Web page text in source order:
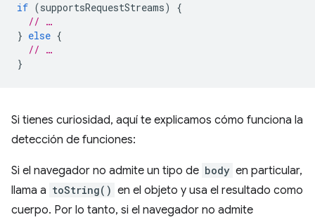
if (supportsRequestStreams)
{
// …
} else {
// …
}
Si tienes curiosidad, aquí te explicamos cómo funciona la
detección de funciones:
Si el navegador no admite un tipo de body en particular,
llama a toString() en el objeto y usa el resultado como
cuerpo. Por lo tanto, si el navegador no admite